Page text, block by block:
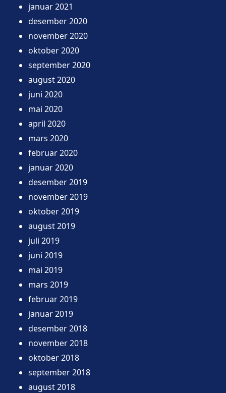
januar 2021
desember 2020
november 2020
oktober 2020
september 2020
august 2020
juni 2020
mai 2020
april 2020
mars 2020
februar 2020
januar 2020
desember 2019
november 2019
oktober 2019
august 2019
juli 2019
juni 2019
mai 2019
mars 2019
februar 2019
januar 2019
desember 2018
november 2018
oktober 2018
september 2018
august 2018